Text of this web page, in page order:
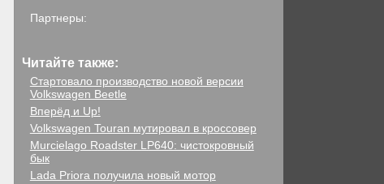
Партнеры:
Читайте также:
Стартовало производство новой версии
Volkswagen Beetle
Вперёд и Up!
Volkswagen Touran мутировал в кроссовер
Murcielago Roadster LP640: чистокровный
бык
Lada Priora получила новый мотор